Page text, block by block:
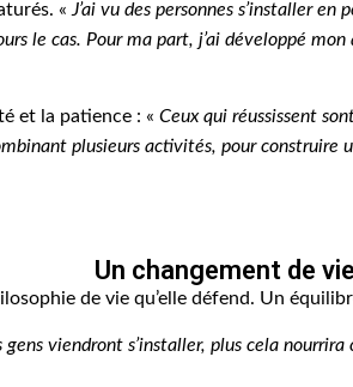
« J’ai vu des personnes s’installer en
le cas. Pour ma part, j’ai développé
et la patience : « Ceux qui réussissent
plusieurs activités, pour construire
Un changement de
de vie qu’elle défend. Un
gens viendront s’installer, plus cela